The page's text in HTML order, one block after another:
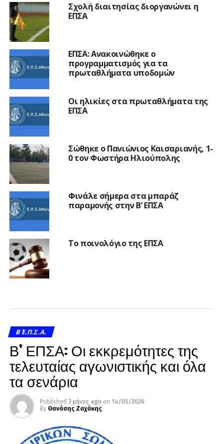
Σχολή διαιτησίας διοργανώνει η
ΕΠΣΑ
ΕΠΣΑ: Ανακοινώθηκε ο
προγραμματισμός για τα
πρωταθλήματα υποδομών
Οι ηλικίες στα πρωταθλήματα της
ΕΠΣΑ
Σώθηκε ο Πανιώνιος Καισαριανής, 1-
0 τον Φωστήρα Ηλιούπολης
Φινάλε σήμερα στα μπαράζ
παραμονής στην Β’ ΕΠΣΑ
Το ποινολόγιο της ΕΠΣΑ
Β΄ Ε.Π.Σ.Α.
Β’ ΕΠΣΑ: Οι εκκρεμότητες της
τελευταίας αγωνιστικής και όλα
τα σενάρια
Published 3 μήνες ago on 14/05/2026
By Θανάσης Ζαχάκης